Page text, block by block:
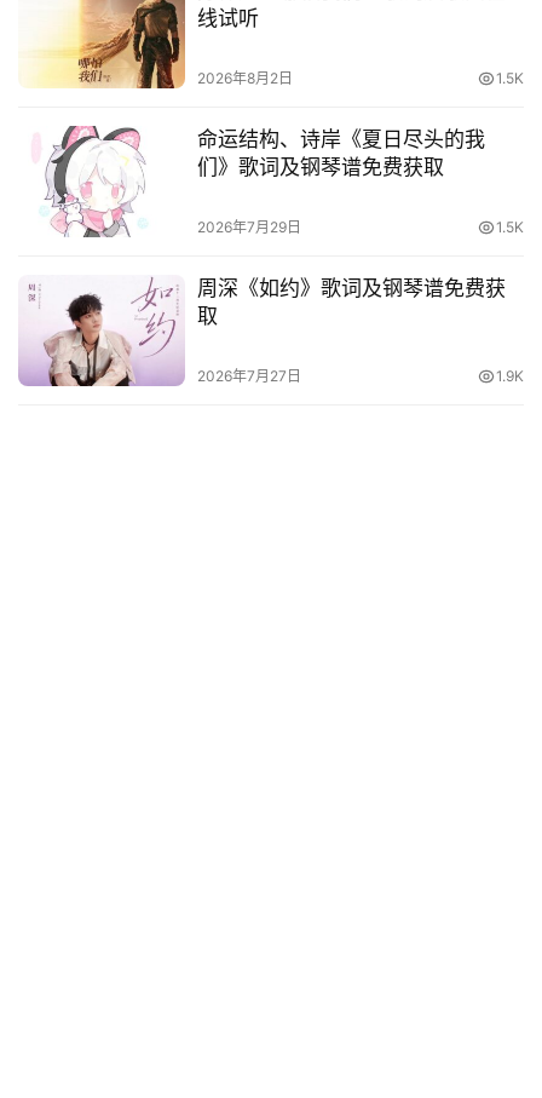
线试听
2026年8月2日 1.5K
命运结构、诗岸《夏日尽头的我
们》歌词及钢琴谱免费获取
2026年7月29日 1.5K
周深《如约》歌词及钢琴谱免费获
取
2026年7月27日 1.9K